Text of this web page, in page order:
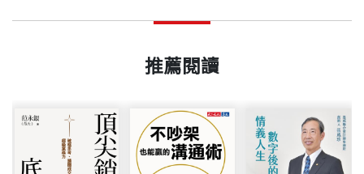
核心概念，重新定義什麼才是真正有效的成長。
推薦閱讀